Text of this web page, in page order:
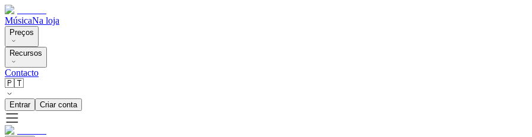
MúsicaNa loja
Preços
Recursos
Contacto
🇵🇹
Entrar Criar conta